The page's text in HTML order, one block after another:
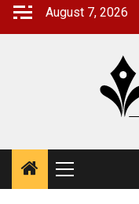
Skip
August 7, 2026
Primary
Menu